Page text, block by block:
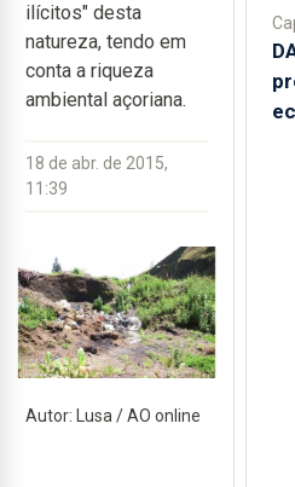
ilícitos" desta
natureza, tendo em
conta a riqueza
ambiental açoriana.
18 de abr. de 2015,
11:39
Autor: Lusa / AO online